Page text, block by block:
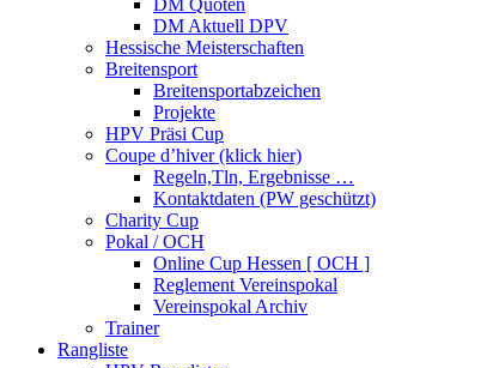
DM Quoten
DM Aktuell DPV
Hessische Meisterschaften
Breitensport
Breitensportabzeichen
Projekte
HPV Präsi Cup
Coupe d’hiver (klick hier)
Regeln,Tln, Ergebnisse …
Kontaktdaten (PW geschützt)
Charity Cup
Pokal / OCH
Online Cup Hessen [ OCH ]
Reglement Vereinspokal
Vereinspokal Archiv
Trainer
Rangliste